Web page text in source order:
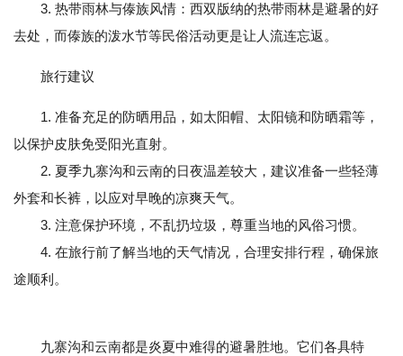
3. 热带雨林与傣族风情：西双版纳的热带雨林是避暑的好
去处，而傣族的泼水节等民俗活动更是让人流连忘返。
旅行建议
1. 准备充足的防晒用品，如太阳帽、太阳镜和防晒霜等，
以保护皮肤免受阳光直射。
2. 夏季九寨沟和云南的日夜温差较大，建议准备一些轻薄
外套和长裤，以应对早晚的凉爽天气。
3. 注意保护环境，不乱扔垃圾，尊重当地的风俗习惯。
4. 在旅行前了解当地的天气情况，合理安排行程，确保旅
途顺利。
九寨沟和云南都是炎夏中难得的避暑胜地。它们各具特